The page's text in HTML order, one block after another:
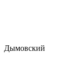
Дымовский